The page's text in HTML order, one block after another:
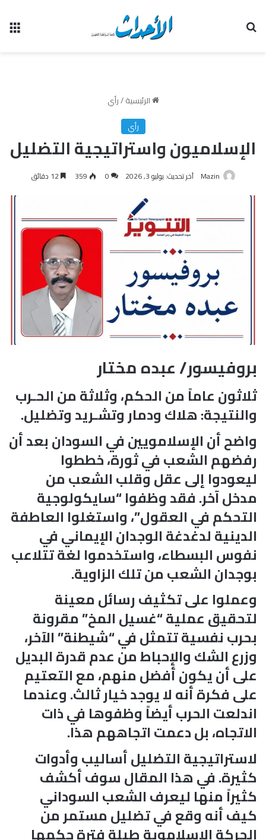
الرئيسية/رأي
رأي
الإسلاميون واستراتيجية التضليل
Mazin آخر تحديث: يوليو 3, 2026 0
359 12 دقائق
بروفيسور/ عبده مختار
ثلاثون عاماً من الحكم، وثلاثة من الحـرب
والنتيجة: هلاك ودمار وتشـريد وتضليل.
واضح أن الإسلامويين في السودان بعد أن
رفضهم الشعب في ثورة، خططوا
ليعودوا إلى عقل وقلب الشعب من
مدخل آخر. فقد وظفوا “سايكولوجية
التحكم في العقول”، واستغلوا العاطفة
الدينية لدغدغة الوجدان الإيماني في
نفوس البسطاء، واستخدموا لغة تتلاعب
بوجدان الشعب من تلك الزاوية.
وعملوا على تكثيف رسائل معينة
لتحقيق عملية “غسيل المخ” مقرونة
بحرب نفسية تتمثل في “شيطنة” الآخر،
وزرع الشك والإحباط من عدم قدرة البديل
على أن يكون أفضل منهم، مع التعتيم
على فكرة أنه لا يوجد خيار ثالث. وعندما
اندلعت الحرب أيضاً وظفوها في ذات
الاتجاه، بل دعمت اتجاههم هذا.
لاستراتيجية التضليل أساليب وأدوات
كثيرة. في هذا المقال سوف أكشف
كثيراً منها ليعرف الشعب السوداني
كيف أنه وقع في تضليل مستمر من
الحركة الإسلاموية طيلة فترة حكمها